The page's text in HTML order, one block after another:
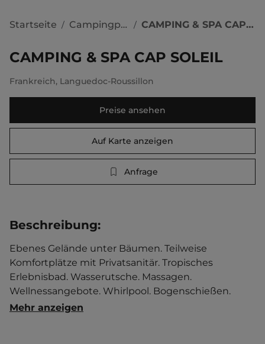
Startseite / Campingplätze / CAMPING & SPA CAP SOLEIL
CAMPING & SPA CAP SOLEIL
Frankreich, Languedoc-Roussillon
Preise ansehen
Auf Karte anzeigen
Anfrage
Beschreibung:
Ebenes Gelände unter Bäumen. Teilweise
Komfortplätze mit Privatsanitär. Tropisches
Erlebnisbad. Wasserutsche. Massagen.
Wellnessangebote. Whirlpool. Bogenschießen.
Volleyball.   Ort 3 km entfernt.
Mehr anzeigen